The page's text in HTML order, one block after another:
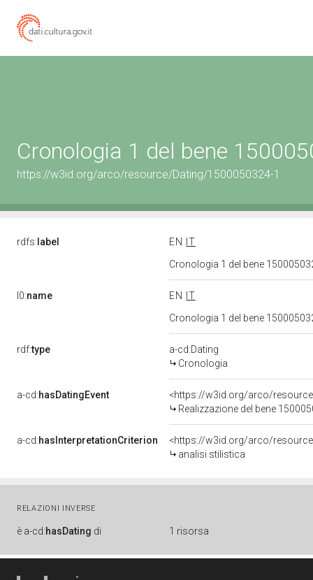
Cronologia 1 del bene
https://w3id.org/arco/resource/Dating/1500050324-1
rdfs: label EN
IT
Cronologia 1 del bene
l0:name EN
IT
Cronologia 1 del bene
rdf:type
a-cd:Dating
Cronologia
a-cd:hasDatingEvent
<https://w3id.org/arco/
Realizzazione del bene
a-cd:hasInterpretationCriterion
<https://w3id.org/arco/
analisi stilistica
RELAZIONI INVERSE
è a-cd:hasDating di 1 risorsa